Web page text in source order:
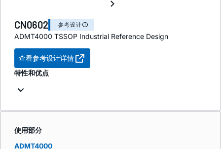
CN0602 参考设计
ADMT4000 TSSOP Industrial Reference Design
查看参考设计详情
特性和优点
使用部分
ADMT4000